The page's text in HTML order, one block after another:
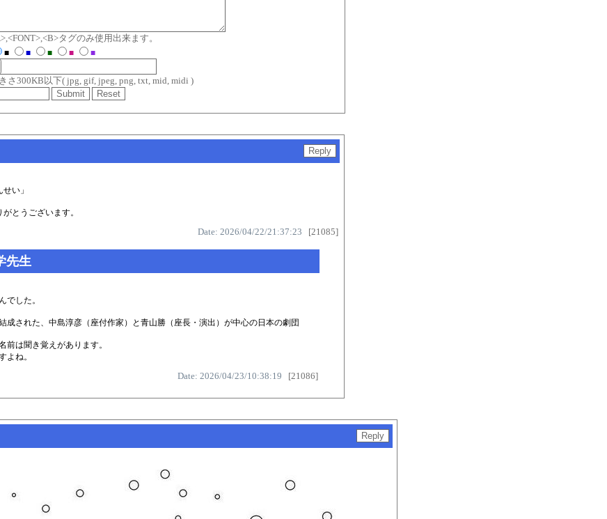
タグのみ使用出来ます。
■ ■ ■ ■ ■
さ300KB以下( jpg, gif, jpeg, png, txt, mid, midi )
い」
とうございます。
Date: 2026/04/22/21:37:23 [21085]
先生
でした。
成された、中島淳彦（座付作家）と青山勝（座長・演出）が中心の日本の劇団
前は聞き覚えがあります。
よね。
Date: 2026/04/23/10:38:19 [21086]